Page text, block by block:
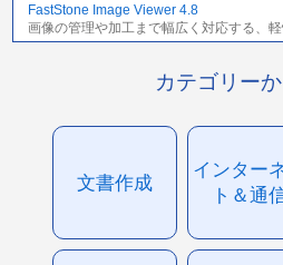
FastStone Image Viewer 4.8
画像の管理や加工まで幅広く対応する、
カテゴリー
文書作成
インター
ト＆通